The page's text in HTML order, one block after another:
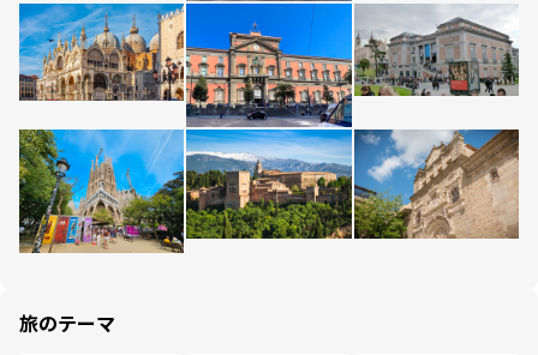
旅のテーマ